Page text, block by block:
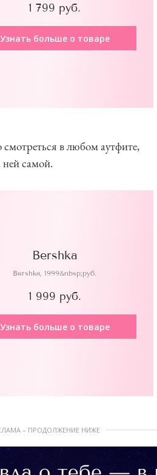
1 799 руб.
Узнать больше о товаре
в любом аутфите,
самой.
Bershka
Bershka, 1999&nbsp;руб.
1 999 руб.
Узнать больше о товаре
– ПРОДОЛЖЕНИЕ НИЖЕ